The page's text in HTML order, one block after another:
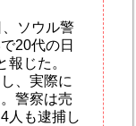
ソウル警
20代の日
じた。
、実際に
警察は売
人も逮捕し